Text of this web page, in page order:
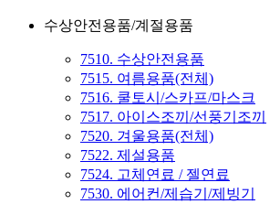
수상안전용품/계절용품
7510. 수상안전용품
7515. 여름용품(전체)
7516. 쿨토시/스카프/마스크
7517. 아이스조끼/선풍기조끼
7520. 겨울용품(전체)
7522. 제설용품
7524. 고체연료 / 젤연료
7530. 에어컨/제습기/제빙기